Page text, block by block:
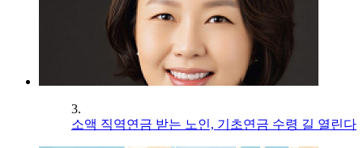
3.
소액 직역연금 받는 노인, 기초연금 수령 길 열린다